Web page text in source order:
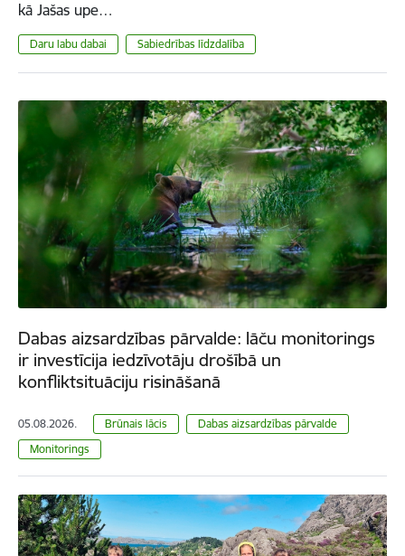
kā Jašas upe…
Daru labu dabai Sabiedrības līdzdalība
Dabas aizsardzības pārvalde: lāču monitorings
ir investīcija iedzīvotāju drošībā un
konfliktsituāciju risināšanā
05.08.2026. Brūnais lācis
Dabas aizsardzības pārvalde
Monitorings